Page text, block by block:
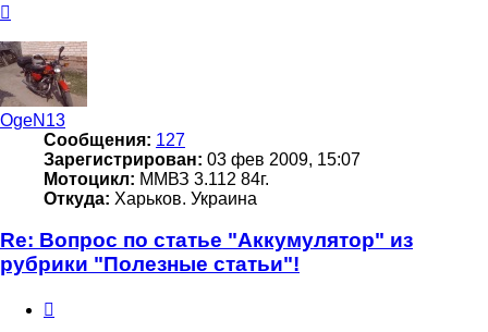
началу
OgeN13
Сообщения: 127
Зарегистрирован: 03 фев 2009, 15:07
Мотоцикл: ММВЗ 3.112 84г.
Откуда: Харьков. Украина
Re: Вопрос по статье "Аккумулятор" из
рубрики "Полезные статьи"!